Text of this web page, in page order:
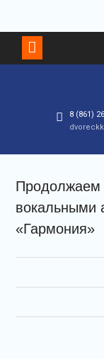
8 (861)
Продолжаем
вокальными
«Гармония»